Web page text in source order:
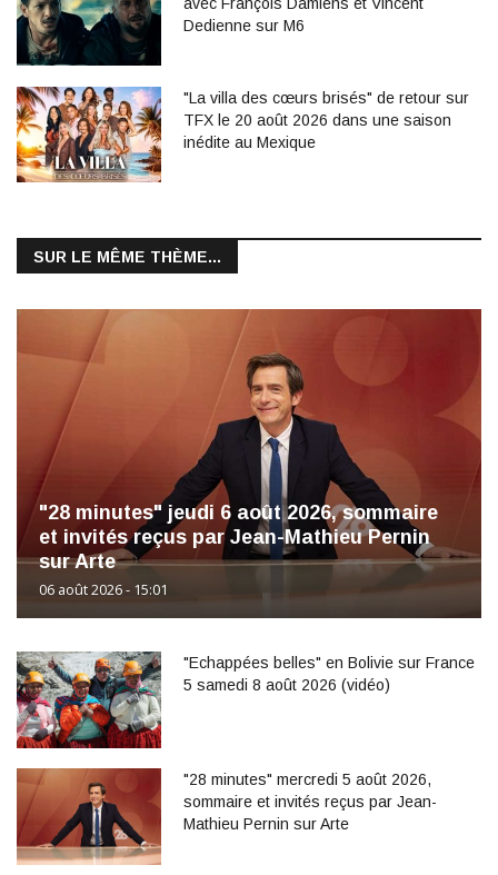
Dedienne sur M6
"La villa des cœurs brisés" de retour sur
TFX le 20 août 2026 dans une saison
inédite au Mexique
SUR LE MÊME THÈME...
"28 minutes" jeudi 6 août 2026, sommaire
et invités reçus par Jean-Mathieu Pernin
sur Arte
06 août 2026 - 15:01
"Echappées belles" en Bolivie sur France
5 samedi 8 août 2026 (vidéo)
"28 minutes" mercredi 5 août 2026,
sommaire et invités reçus par Jean-
Mathieu Pernin sur Arte